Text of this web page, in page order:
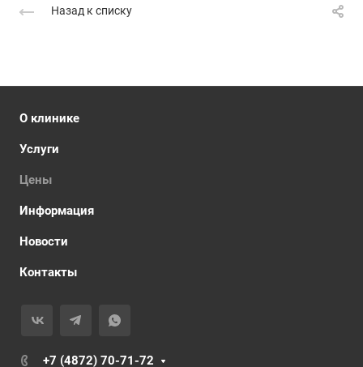
Назад к списку
О клинике
Услуги
Цены
Информация
Новости
Контакты
+7 (4872) 70-71-72